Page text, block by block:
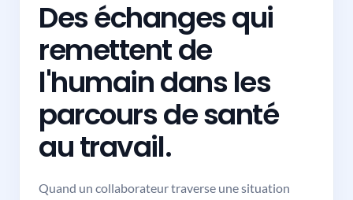
Des échanges qui
remettent de
l'humain dans les
parcours de santé
au travail.
Quand un collaborateur traverse une situation